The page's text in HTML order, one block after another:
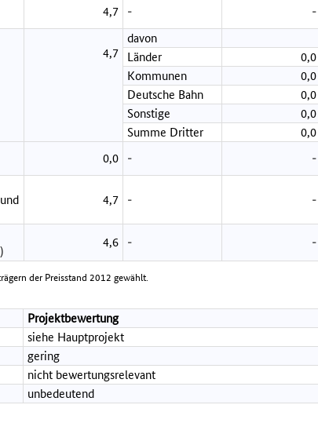
4,7 -
-
4,7
davon
Länder
0,0
Kommunen
0,0
Deutsche Bahn
0,0
Sonstige
0,0
Summe Dritter
0,0
0,0 -
-
4,7 - -
)
4,6 - -
der Preisstand 2012 gewählt.
Projektbewertung
siehe Hauptprojekt
gering
nicht bewertungsrelevant
unbedeutend